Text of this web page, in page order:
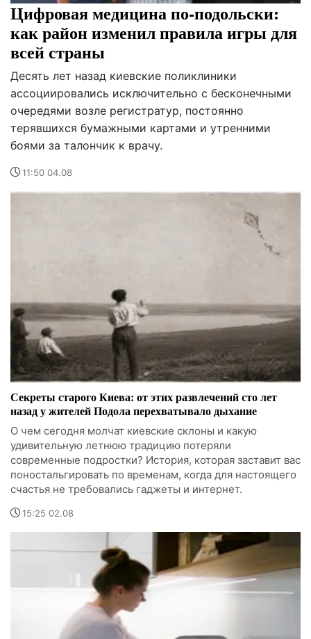
Цифровая медицина по-подольски:
как район изменил правила игры для
всей страны
Десять лет назад киевские поликлиники
ассоциировались исключительно с бесконечными
очередями возле регистратур, постоянно
терявшихся бумажными картами и утренними
боями за талончик к врачу.
11:50 04.08
Секреты старого Киева: от этих развлечений сто лет
назад у жителей Подола перехватывало дыхание
О чем сегодня молчат киевские склоны и какую
удивительную летнюю традицию потеряли
современные подростки? История, которая заставит вас
поностальгировать по временам, когда для настоящего
счастья не требовались гаджеты и интернет.
15:25 02.08